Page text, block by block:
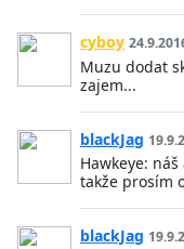
cyboy
Muzu dodat
zajem...
blackJag
Hawkeye:
takže prosím
blackJag